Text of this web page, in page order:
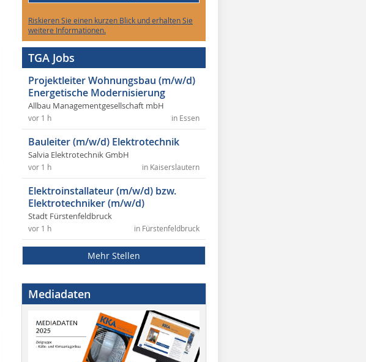
Riskieren Sie einen kurzen Blick und erhalten Sie
weitere Informationen.
TGA Jobs
Projektleiter Wohnungsbau (m/w/d)
Energetische Modernisierung
Allbau Managementgesellschaft mbH
in Essen
vor 1 h
Bauleiter (m/w/d) Elektrotechnik
Salvia Elektrotechnik GmbH
in Kaiserslautern
vor 1 h
Elektroinstallateur (m/w/d) bzw.
Elektrotechniker (m/w/d)
Stadt Fürstenfeldbruck
in Fürstenfeldbruck
vor 1 h
Mehr Stellen
Mediadaten